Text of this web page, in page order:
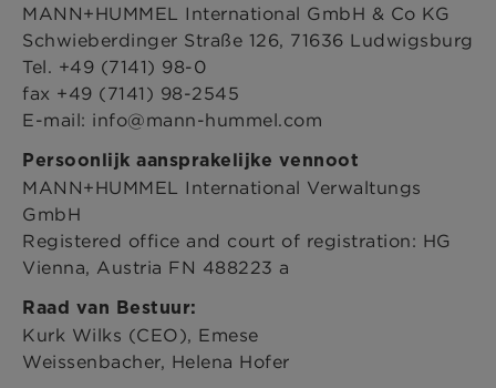
MANN+HUMMEL International GmbH & Co KG
Schwieberdinger Straße 126, 71636 Ludwigsburg
Tel. +49 (7141) 98-0
fax +49 (7141) 98-2545
E-mail: info@mann-hummel.com
Persoonlijk aansprakelijke vennoot
MANN+HUMMEL International Verwaltungs
GmbH
Registered office and court of registration: HG
Vienna, Austria FN 488223 a
Raad van Bestuur:
Kurk Wilks (CEO), Emese
Weissenbacher, Helena Hofer